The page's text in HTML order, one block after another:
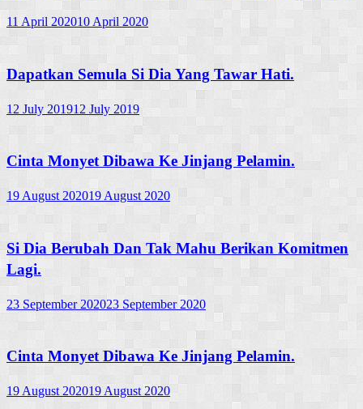
11 April 202010 April 2020
Dapatkan Semula Si Dia Yang Tawar Hati.
12 July 201912 July 2019
Cinta Monyet Dibawa Ke Jinjang Pelamin.
19 August 202019 August 2020
Si Dia Berubah Dan Tak Mahu Berikan Komitmen
Lagi.
23 September 202023 September 2020
Cinta Monyet Dibawa Ke Jinjang Pelamin.
19 August 202019 August 2020